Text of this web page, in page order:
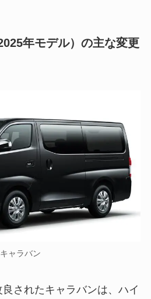
年モデル）の主な変更
キャラバン
されたキャラバンは、ハイ